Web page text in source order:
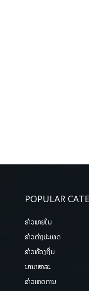
POPULAR
ຂ່າວພາຍ​ໃນ
ຂ່າວຕ່າງປະເທດ
ຂ່າວທ້ອງຖິ່ນ
ນານາສາລະ
ຂ່າວເຫດການ